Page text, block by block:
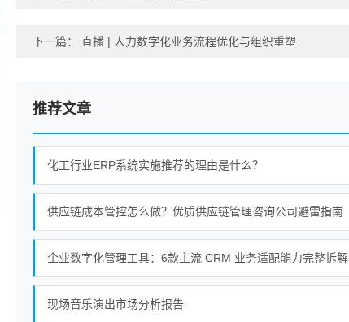
下一篇： 直播 | 人力数字化业务流程优化与组织重塑
推荐文章
化工行业ERP系统实施推荐的理由是什么？
供应链成本管控怎么做？优质供应链管理咨询公司避雷指南
企业数字化管理工具：6款主流 CRM 业务适配能力完整拆解
现场音乐演出市场分析报告